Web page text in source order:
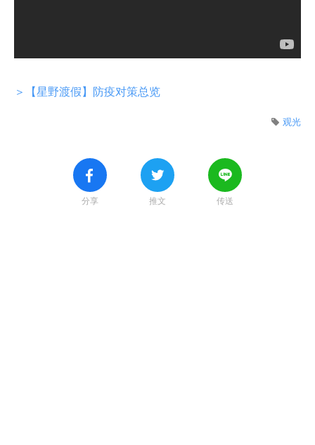
＞【星野渡假】防疫对策总览
观光
分享 推文 传送